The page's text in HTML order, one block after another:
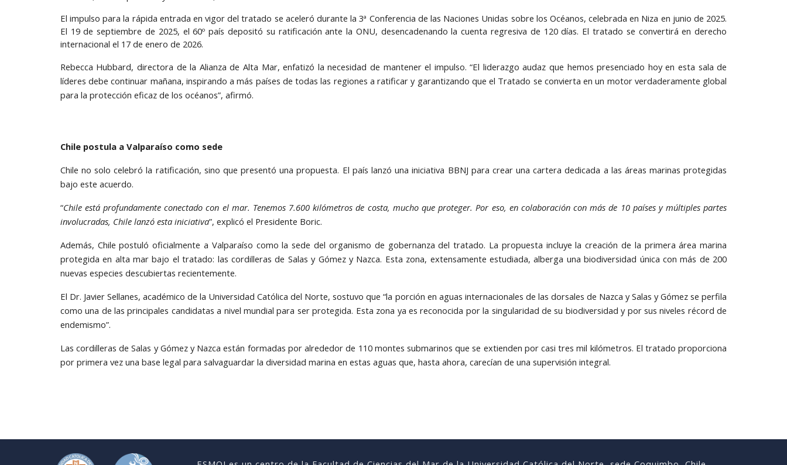
El impulso para la rápida entrada en vigor del tratado se aceleró durante la 3ª Conferencia de las Naciones Unidas sobre los Océanos, celebrada en Niza en junio de 2025.
El 19 de septiembre de 2025, el 60º país depositó su ratificación ante la ONU, desencadenando la cuenta regresiva de 120 días. El tratado se convertirá en derecho
internacional el 17 de enero de 2026.
Rebecca Hubbard, directora de la Alianza de Alta Mar, enfatizó la necesidad de mantener el impulso. “El liderazgo audaz que hemos presenciado hoy en esta sala de
líderes debe continuar mañana, inspirando a más países de todas las regiones a ratificar y garantizando que el Tratado se convierta en un motor verdaderamente global
para la protección eficaz de los océanos”, afirmó.
Chile postula a Valparaíso como sede
Chile no solo celebró la ratificación, sino que presentó una propuesta. El país lanzó una iniciativa BBNJ para crear una cartera dedicada a las áreas marinas protegidas
bajo este acuerdo.
“Chile está profundamente conectado con el mar. Tenemos 7.600 kilómetros de costa, mucho que proteger. Por eso, en colaboración con más de 10 países y múltiples partes
involucradas, Chile lanzó esta iniciativa”, explicó el Presidente Boric.
Además, Chile postuló oficialmente a Valparaíso como la sede del organismo de gobernanza del tratado. La propuesta incluye la creación de la primera área marina
protegida en alta mar bajo el tratado: las cordilleras de Salas y Gómez y Nazca. Esta zona, extensamente estudiada, alberga una biodiversidad única con más de 200
nuevas especies descubiertas recientemente.
El Dr. Javier Sellanes, académico de la Universidad Católica del Norte, sostuvo que “la porción en aguas internacionales de las dorsales de Nazca y Salas y Gómez se perfila
como una de las principales candidatas a nivel mundial para ser protegida. Esta zona ya es reconocida por la singularidad de su biodiversidad y por sus niveles récord de
endemismo”.
Las cordilleras de Salas y Gómez y Nazca están formadas por alrededor de 110 montes submarinos que se extienden por casi tres mil kilómetros. El tratado proporciona
por primera vez una base legal para salvaguardar la diversidad marina en estas aguas que, hasta ahora, carecían de una supervisión integral.